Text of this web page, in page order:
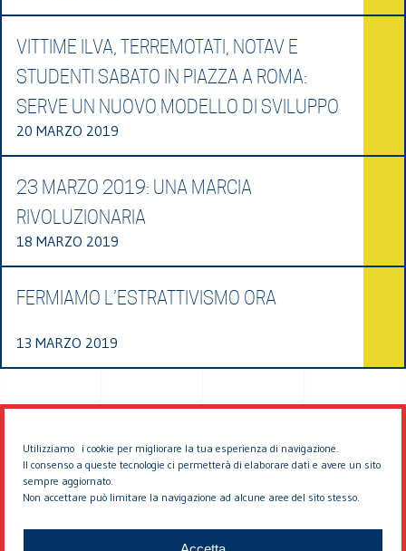
Utilizziamo i cookie per migliorare la tua esperienza di navigazione.
Il consenso a queste tecnologie ci permetterà di elaborare dati e avere un sito
sempre aggiornato.
Non accettare può limitare la navigazione ad alcune aree del sito stesso.
VITTIME ILVA, TERREMOTATI, NOTAV E
STUDENTI SABATO IN PIAZZA A ROMA:
SERVE UN NUOVO MODELLO DI SVILUPPO
20 MARZO 2019
23 MARZO 2019: UNA MARCIA
RIVOLUZIONARIA
18 MARZO 2019
FERMIAMO L’ESTRATTIVISMO ORA
13 MARZO 2019
© 2026 EDDYBURG